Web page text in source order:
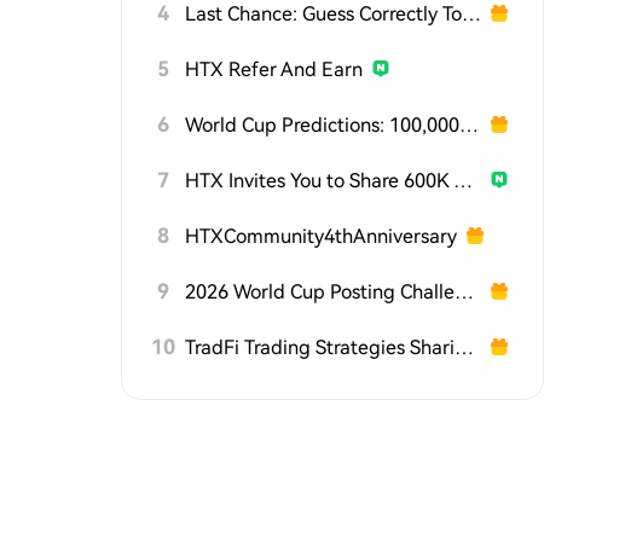
4 Last Chance: Guess Correctly Today and Win More
5 HTX Refer And Earn
6 World Cup Predictions: 100,000 USDT Daily
7 HTX Invites You to Share 600K USDT in Gift Packs
8 HTXCommunity4thAnniversary
9 2026 World Cup Posting Challenge on HTX Square
10 TradFi Trading Strategies Sharing Challenge